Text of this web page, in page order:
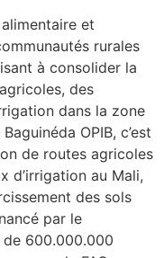
et
rurales
à consolider la
des
dans la zone
OPIB, c’est
de routes agricoles
d’irrigation au Mali,
des sols
par le
de 600.000.000